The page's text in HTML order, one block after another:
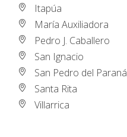
Itapúa
María Auxiliadora
Pedro J. Caballero
San Ignacio
San Pedro del Paraná
Santa Rita
Villarrica